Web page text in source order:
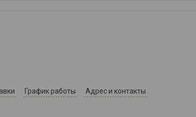
График работы Адрес и контакты